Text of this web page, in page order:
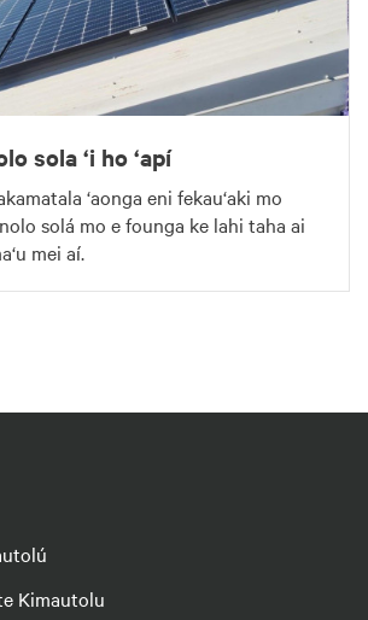
sola ‘i ho ‘apí
‘aonga eni fekau‘aki mo
solá mo e founga ke lahi taha ai
mei aí.
Kimautolu